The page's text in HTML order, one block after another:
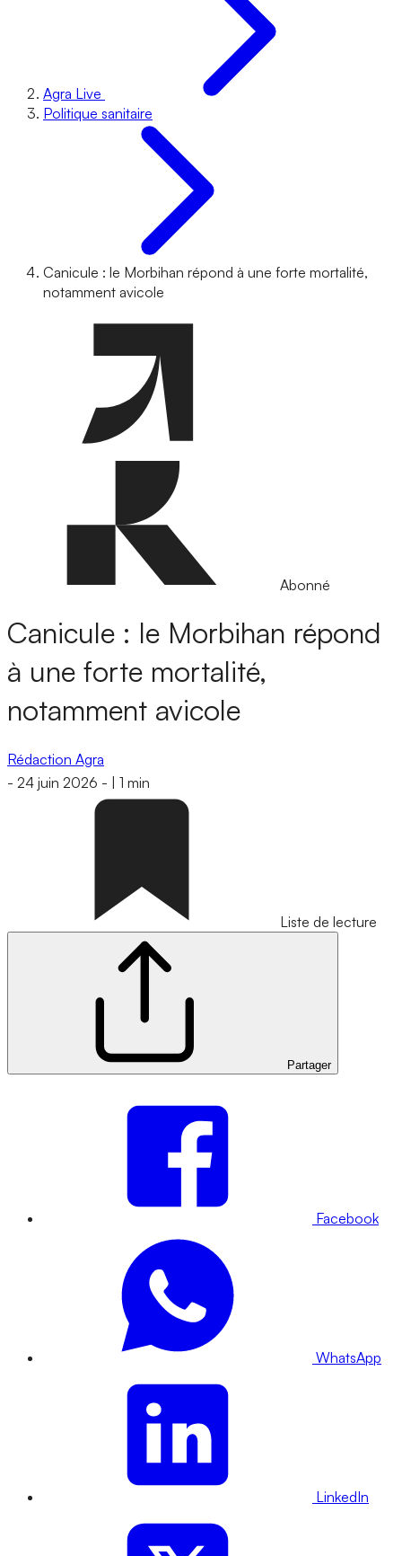
Agra Live
Politique sanitaire
Canicule : le Morbihan répond à une forte mortalité,
notamment avicole
Abonné
Canicule : le Morbihan répond
à une forte mortalité,
notamment avicole
Rédaction Agra
- 24 juin 2026 - 1 min
Liste de lecture
Partager
Facebook
WhatsApp
LinkedIn